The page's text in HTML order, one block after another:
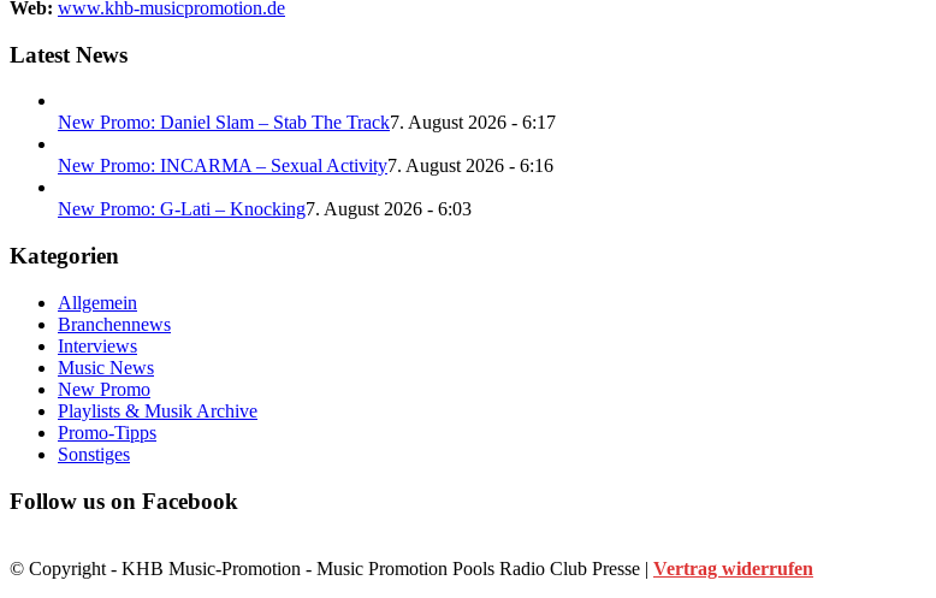
Web: www.khb-musicpromotion.de
Latest News
New Promo: Daniel Slam – Stab The Track7. August 2026 - 6:17
New Promo: INCARMA – Sexual Activity7. August 2026 - 6:16
New Promo: G-Lati – Knocking7. August 2026 - 6:03
Kategorien
Allgemein
Branchennews
Interviews
Music News
New Promo
Playlists & Musik Archive
Promo-Tipps
Sonstiges
Follow us on Facebook
© Copyright - KHB Music-Promotion - Music Promotion Pools Radio Club Presse | Vertrag widerrufen